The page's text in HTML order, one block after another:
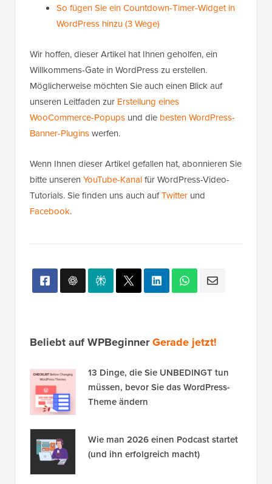
So fügen Sie ein Countdown-Timer-Widget in
WordPress hinzu (3 Wege)
Wir hoffen, dieser Artikel hat Ihnen geholfen, ein
Willkommens-Gate in WordPress zu erstellen.
Möglicherweise möchten Sie auch einen Blick auf
unseren Leitfaden zur Erstellung eines
WooCommerce-Popups und die besten WordPress-
Banner-Pluginswerfen.
Wenn Ihnen dieser Artikel gefallen hat, abonnieren Sie
bitte unseren YouTube-Kanalfür WordPress-Video-
Tutorials. Sie finden uns auch aufTwitter und
Facebook.
Beliebt auf WPBeginnerGerade jetzt!
13 Dinge, die Sie UNBEDINGT tun
müssen, bevor Sie das WordPress-
Theme ändern
Wie man 2026 einen Podcast startet
(und ihn erfolgreich macht)